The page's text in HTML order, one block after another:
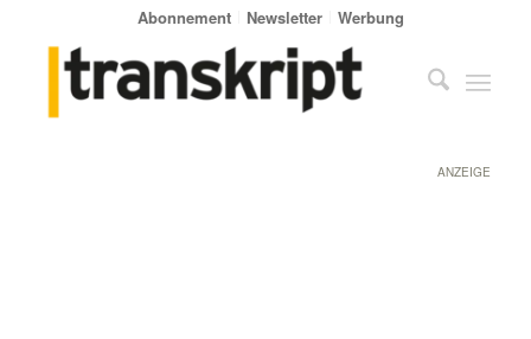
Abonnement Newsletter Werbung
ANZEIGE